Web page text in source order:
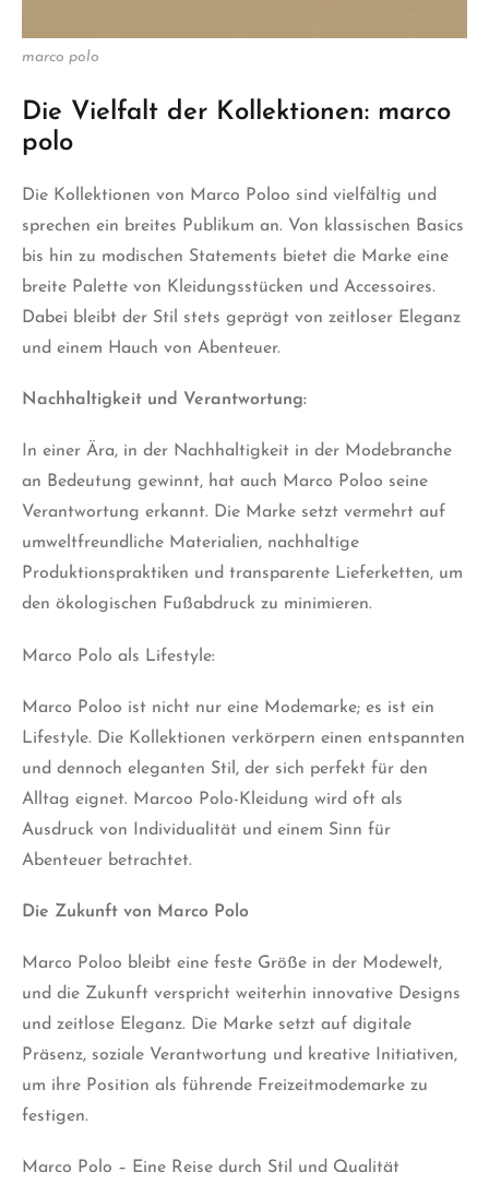
marco polo
Die Vielfalt der Kollektionen: marco
polo
Die Kollektionen von Marco Poloo sind vielfältig und
sprechen ein breites Publikum an. Von klassischen Basics
bis hin zu modischen Statements bietet die Marke eine
breite Palette von Kleidungsstücken und Accessoires.
Dabei bleibt der Stil stets geprägt von zeitloser Eleganz
und einem Hauch von Abenteuer.
Nachhaltigkeit und Verantwortung:
In einer Ära, in der Nachhaltigkeit in der Modebranche
an Bedeutung gewinnt, hat auch Marco Poloo seine
Verantwortung erkannt. Die Marke setzt vermehrt auf
umweltfreundliche Materialien, nachhaltige
Produktionspraktiken und transparente Lieferketten, um
den ökologischen Fußabdruck zu minimieren.
Marco Polo als Lifestyle:
Marco Poloo ist nicht nur eine Modemarke; es ist ein
Lifestyle. Die Kollektionen verkörpern einen entspannten
und dennoch eleganten Stil, der sich perfekt für den
Alltag eignet. Marcoo Polo-Kleidung wird oft als
Ausdruck von Individualität und einem Sinn für
Abenteuer betrachtet.
Die Zukunft von Marco Polo
Marco Poloo bleibt eine feste Größe in der Modewelt,
und die Zukunft verspricht weiterhin innovative Designs
und zeitlose Eleganz. Die Marke setzt auf digitale
Präsenz, soziale Verantwortung und kreative Initiativen,
um ihre Position als führende Freizeitmodemarke zu
festigen.
Marco Polo – Eine Reise durch Stil und Qualität